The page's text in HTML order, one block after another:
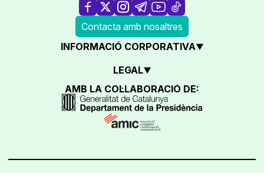
Contacta amb nosaltres
INFORMACIÓ CORPORATIVA
LEGAL
AMB LA COL·LABORACIÓ DE: